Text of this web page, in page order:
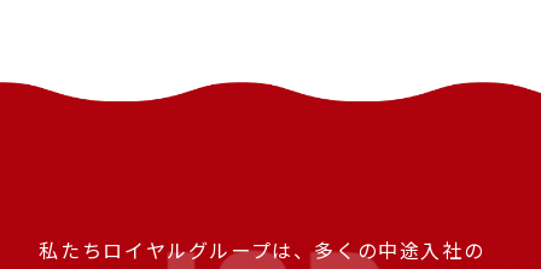
私たちロイヤルグループは、多くの中途入社の